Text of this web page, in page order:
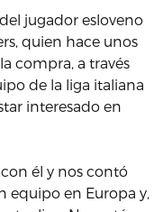
jugador esloveno
quien hace unos
compra, a través
de la liga italiana
interesado en
él y nos contó
equipo en Europa y,